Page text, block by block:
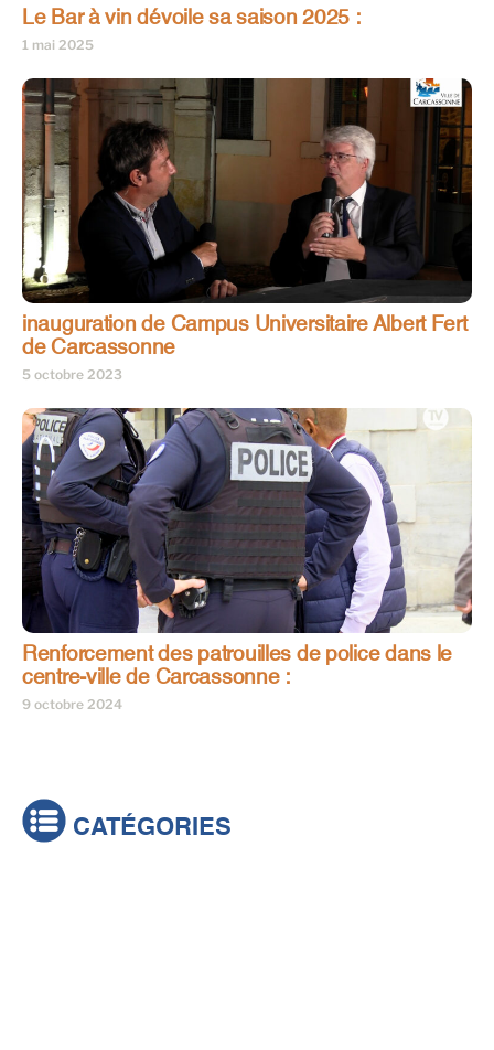
Le Bar à vin dévoile sa saison 2025 :
1 mai 2025
inauguration de Campus Universitaire Albert Fert
de Carcassonne
5 octobre 2023
Renforcement des patrouilles de police dans le
centre-ville de Carcassonne :
9 octobre 2024
CATÉGORIES